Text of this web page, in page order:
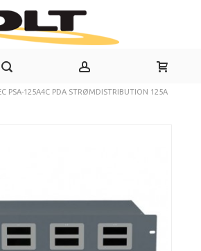
PSA-125A4C PDA STRØMDISTRIBUTION 125A